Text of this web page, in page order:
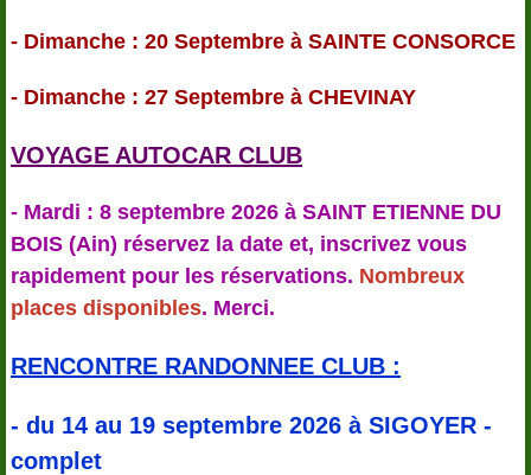
- Dimanche : 20 Septembre à SAINTE CONSORCE
- Dimanche : 27 Septembre à CHEVINAY
VOYAGE AUTOCAR CLUB
- Mardi : 8 septembre 2026 à SAINT ETIENNE DU
BOIS (Ain) réservez la date et, inscrivez vous
rapidement pour les réservations. Nombreux
places disponibles. Merci.
RENCONTRE RANDONNEE CLUB :
- du 14 au 19 septembre 2026 à SIGOYER -
complet